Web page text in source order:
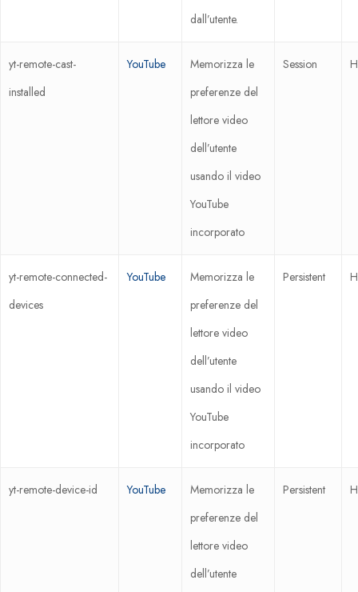
dall’utente.
yt-remote-cast-
installed
YouTube
Memorizza le
preferenze del
lettore video
dell’utente
usando il video
YouTube
incorporato
Session
yt-remote-connected-
devices
YouTube
Memorizza le
preferenze del
lettore video
dell’utente
usando il video
YouTube
incorporato
Persistent
yt-remote-device-id YouTube
Memorizza le
preferenze del
lettore video
dell’utente
Persistent